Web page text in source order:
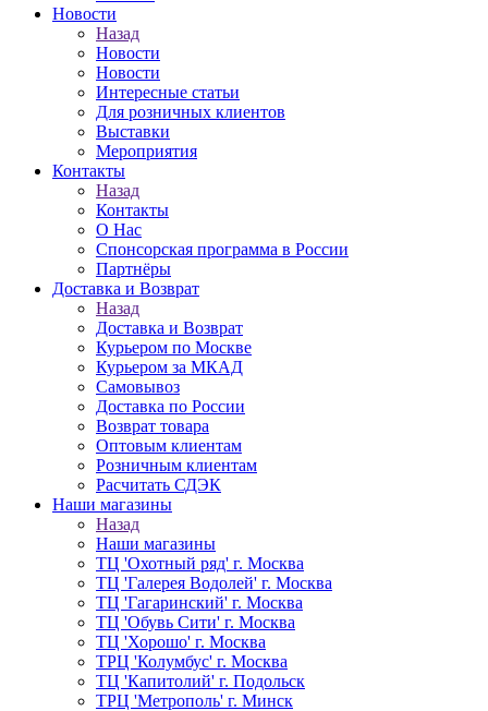
Новости
Назад
Новости
Новости
Интересные статьи
Для розничных клиентов
Выставки
Мероприятия
Контакты
Назад
Контакты
О Нас
Спонсорская программа в России
Партнёры
Доставка и Возврат
Назад
Доставка и Возврат
Курьером по Москве
Курьером за МКАД
Самовывоз
Доставка по России
Возврат товара
Оптовым клиентам
Розничным клиентам
Расчитать СДЭК
Наши магазины
Назад
Наши магазины
ТЦ 'Охотный ряд' г. Москва
ТЦ 'Галерея Водолей' г. Москва
ТЦ 'Гагаринский' г. Москва
ТЦ 'Обувь Сити' г. Москва
ТЦ 'Хорошо' г. Москва
ТРЦ 'Колумбус' г. Москва
ТЦ 'Капитолий' г. Подольск
ТРЦ 'Метрополь' г. Минск